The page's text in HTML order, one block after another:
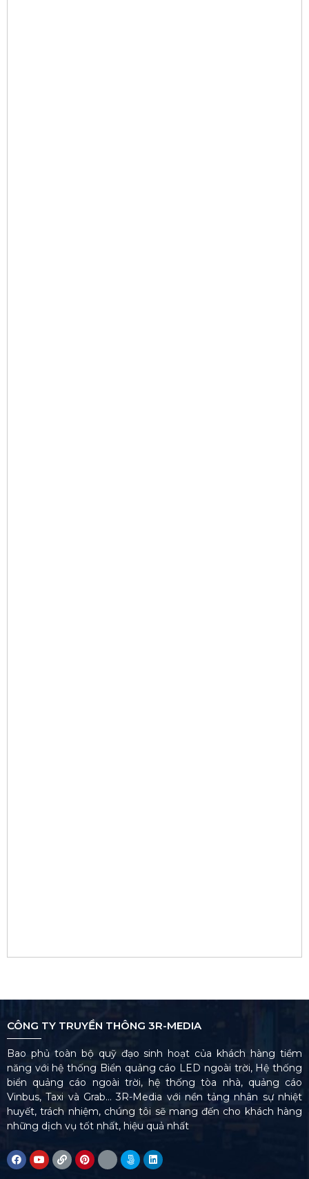
CÔNG TY TRUYỀN THÔNG 3R-MEDIA
Bao phủ toàn bộ quỹ đạo sinh hoạt của khách hàng tiềm
năng với hệ thống Biển quảng cáo LED ngoài trời, Hệ thống
biển quảng cáo ngoài trời, hệ thống tòa nhà, quảng cáo
Vinbus, Taxi và Grab… 3R-Media với nền tảng nhân sự nhiệt
huyết, trách nhiệm, chúng tôi sẽ mang đến cho khách hàng
những dịch vụ tốt nhất, hiệu quả nhất